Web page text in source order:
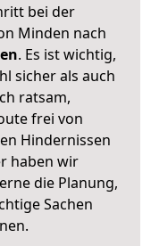
bei der
Minden nach
. Es ist wichtig,
sicher als auch
ratsam,
frei von
Hindernissen
haben wir
die Planung,
Sachen